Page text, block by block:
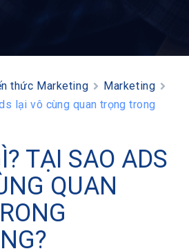
thức Marketing
Marketing
lại vô cùng quan trọng trong
TẠI SAO ADS
QUAN